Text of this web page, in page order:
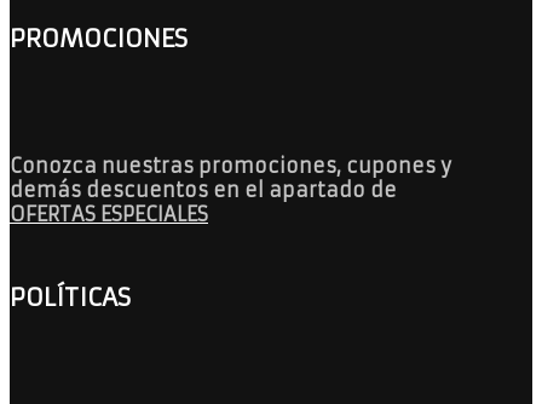
PROMOCIONES
Conozca nuestras promociones, cupones y
demás descuentos en el apartado de
OFERTAS ESPECIALES
POLÍTICAS